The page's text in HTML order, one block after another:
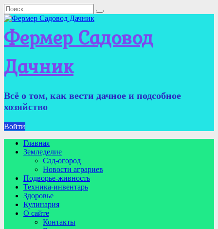
Перейти
к
содержанию
Search
for:
Фермер Садовод
Дачник
Всё о том, как вести дачное и подсобное
хозяйство
Войти
Главная
Земледелие
Сад-огород
Новости аграриев
Подворье-живность
Техника-инвентарь
Здоровье
Кулинария
О сайте
Контакты